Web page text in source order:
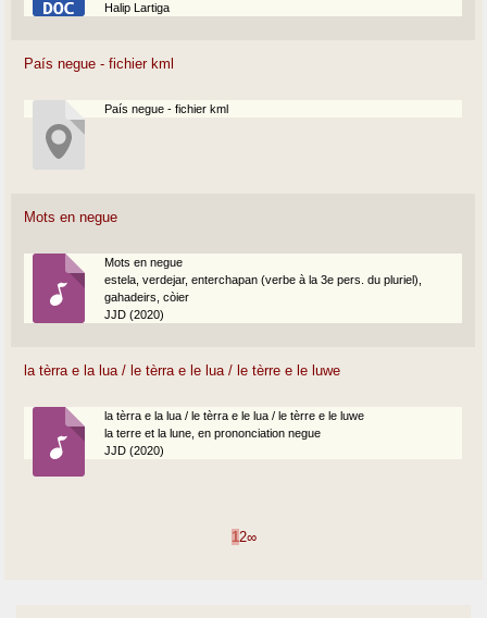
Halip Lartiga
País negue - fichier kml
País negue - fichier kml
Mots en negue
Mots en negue
estela, verdejar, enterchapan (verbe à la 3e pers. du pluriel),
gahadeirs, còier
JJD (2020)
la tèrra e la lua / le tèrra e le lua / le tèrre e le luwe
la tèrra e la lua / le tèrra e le lua / le tèrre e le luwe
la terre et la lune, en prononciation negue
JJD (2020)
12∞